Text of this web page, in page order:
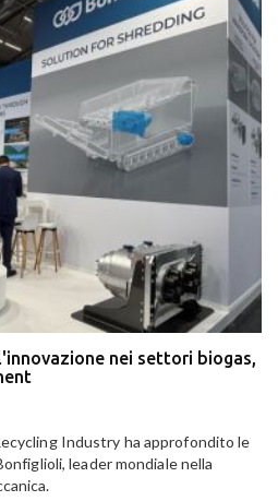
nei settori biogas,
Industry ha approfondito le
leader mondiale nella